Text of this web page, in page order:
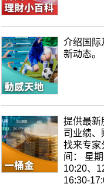
介绍国际
新动态。
提供最新
司业绩、
找来专家
间： 星
10:20、
16:30-